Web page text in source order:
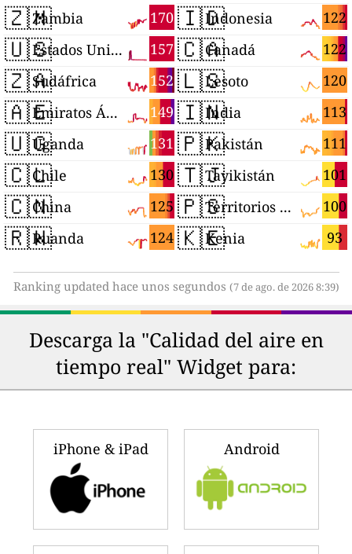
🇿🇲 170
Zambia
🇺🇸 157
Estados Unidos
🇿🇦 152
Sudáfrica
🇦🇪 149
Emiratos Árabes Unidos
🇺🇬 131
Uganda
🇨🇱 130
Chile
🇨🇳 125
China
🇷🇼 124
Ruanda
🇮🇩 122
Indonesia
🇨🇦 122
Canadá
🇱🇸 120
Lesoto
🇮🇳 113
India
🇵🇰 111
Pakistán
🇹🇯 101
Tayikistán
🇵🇸 100
Territorios Palestinos
🇰🇪 93
Kenia
Ranking updated hace unos segundos (7 de ago. de 2026 8:39)
Descarga la "Calidad del aire en
tiempo real" Widget para:
iPhone & iPad Android